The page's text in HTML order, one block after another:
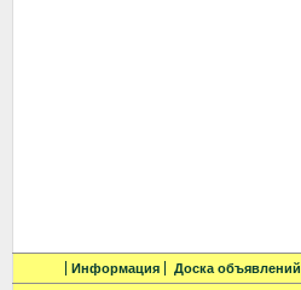
Информация Доска объявлений